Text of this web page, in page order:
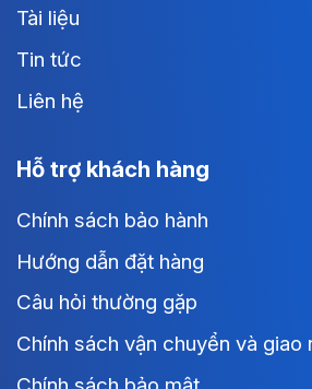
Tài liệu
Tin tức
Liên hệ
Hỗ trợ khách hàng
Chính sách bảo hành
Hướng dẫn đặt hàng
Câu hỏi thường gặp
Chính sách vận chuyển và giao